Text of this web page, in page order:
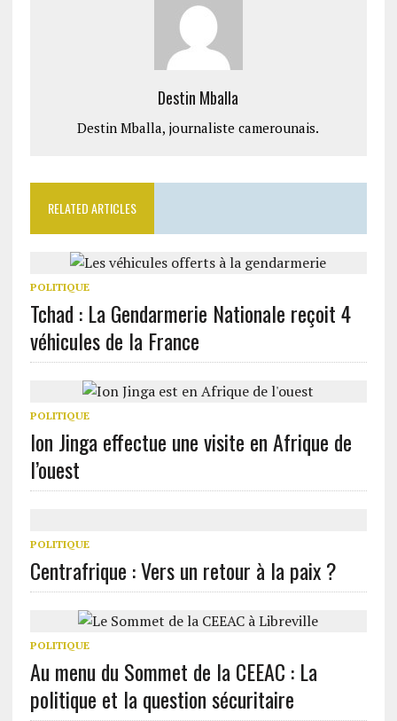
Destin Mballa
Destin Mballa, journaliste camerounais.
RELATED ARTICLES
POLITIQUE
Tchad : La Gendarmerie Nationale reçoit 4
véhicules de la France
POLITIQUE
Ion Jinga effectue une visite en Afrique de
l’ouest
POLITIQUE
Centrafrique : Vers un retour à la paix ?
POLITIQUE
Au menu du Sommet de la CEEAC : La
politique et la question sécuritaire